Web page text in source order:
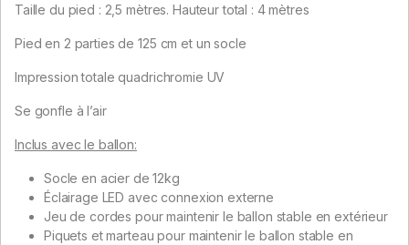
Taille du pied : 2,5 mètres. Hauteur total : 4 mètres
Pied en 2 parties de 125 cm et un socle
Impression totale quadrichromie UV
Se gonfle à l’air
Inclus avec le ballon:
Socle en acier de 12kg
Éclairage LED avec connexion externe
Jeu de cordes pour maintenir le ballon stable en extérieur
Piquets et marteau pour maintenir le ballon stable en